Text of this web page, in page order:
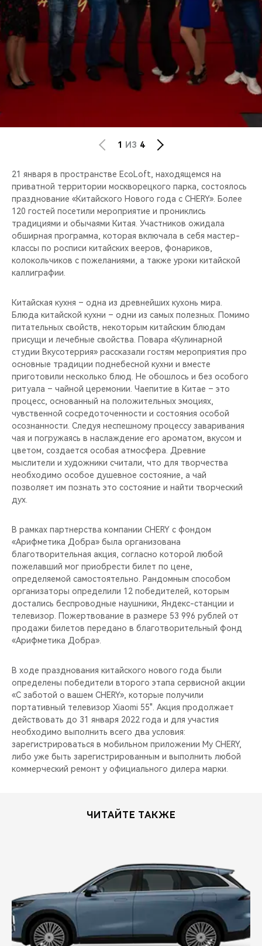
CHERY И СПОРТ
ВИДЕООБЗОРЫ
1 ИЗ 4
21 января в пространстве EcoLoft, находящемся на
приватной территории москворецкого парка, состоялось
празднование «Китайского Нового года с CHERY». Более
120 гостей посетили мероприятие и прониклись
традициями и обычаями Китая. Участников ожидала
обширная программа, которая включала в себя мастер-
классы по росписи китайских вееров, фонариков,
колокольчиков с пожеланиями, а также уроки китайской
каллиграфии.
Китайская кухня – одна из древнейших кухонь мира.
Блюда китайской кухни – одни из самых полезных. Помимо
питательных свойств, некоторым китайским блюдам
присущи и лечебные свойства. Повара «Кулинарной
студии Вкусотеррия» рассказали гостям мероприятия про
основные традиции поднебесной кухни и вместе
приготовили несколько блюд. Не обошлось и без особого
ритуала – чайной церемонии. Чаепитие в Китае – это
процесс, основанный на положительных эмоциях,
чувственной сосредоточенности и состояния особой
осознанности. Следуя неспешному процессу заваривания
чая и погружаясь в наслаждение его ароматом, вкусом и
цветом, создается особая атмосфера. Древние
мыслители и художники считали, что для творчества
необходимо особое душевное состояние, а чай
позволяет им познать это состояние и найти творческий
дух.
В рамках партнерства компании CHERY с фондом
«Арифметика Добра» была организована
благотворительная акция, согласно которой любой
пожелавший мог приобрести билет по цене,
определяемой самостоятельно. Рандомным способом
организаторы определили 12 победителей, которым
достались беспроводные наушники, Яндекс-станции и
телевизор. Пожертвование в размере 53 996 рублей от
продажи билетов передано в благотворительный фонд
«Арифметика Добра».
В ходе празднования китайского нового года были
определены победители второго этапа сервисной акции
«С заботой о вашем CHERY», которые получили
портативный телевизор Xiaomi 55". Акция продолжает
действовать до 31 января 2022 года и для участия
необходимо выполнить всего два условия:
зарегистрироваться в мобильном приложении My CHERY,
либо уже быть зарегистрированным и выполнить любой
коммерческий ремонт у официального дилера марки.
ЧИТАЙТЕ ТАКЖЕ